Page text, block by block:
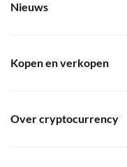
Nieuws
Kopen en verkopen
Over cryptocurrency